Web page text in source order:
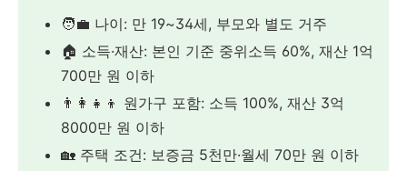
🧑‍💼 나이: 만 19~34세, 부모와 별도 거주
🏠 소득·재산: 본인 기준 중위소득 60%, 재산 1억
700만 원 이하
👨‍👩‍👧‍👦 원가구 포함: 소득 100%, 재산 3억
8000만 원 이하
🏡 주택 조건: 보증금 5천만·월세 70만 원 이하